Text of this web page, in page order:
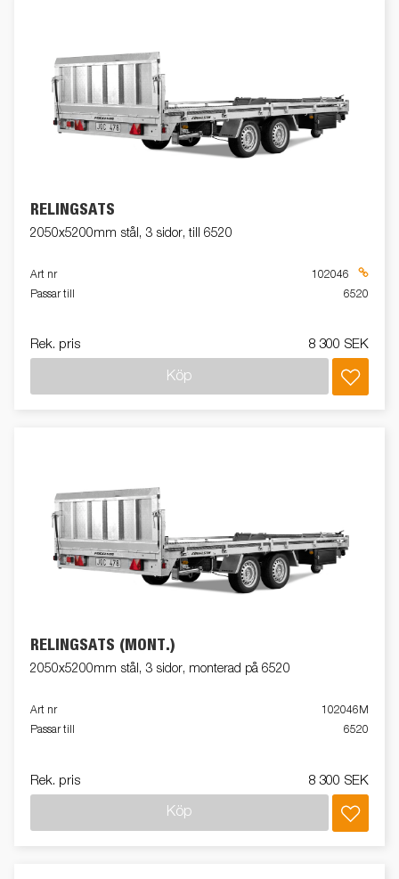
RELINGSATS
2050x5200mm stål, 3 sidor, till 6520
Art nr
102046
Passar till
6520
Rek. pris 8 300 SEK
Köp
RELINGSATS (MONT.)
2050x5200mm stål, 3 sidor, monterad på 6520
Art nr
102046M
Passar till
6520
Rek. pris 8 300 SEK
Köp